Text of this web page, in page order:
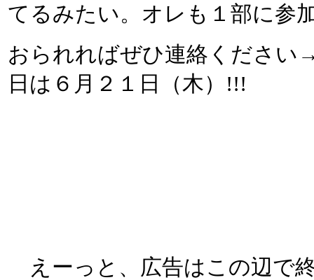
てるみたい。オレも１部に参
おられればぜひ連絡くださ
日は６月２１日（木）!!!
えーっと、広告はこの辺で